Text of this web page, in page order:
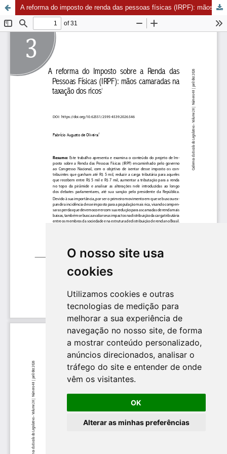
O nosso site usa
cookies
Utilizamos cookies e outras
tecnologias de medição para
melhorar a sua experiência de
navegação no nosso site, de forma
a mostrar conteúdo personalizado,
anúncios direcionados, analisar o
tráfego do site e entender de onde
vêm os visitantes.
OK
Alterar as minhas preferências
A reforma do imposto de renda das pessoas físicas (IRPF): mãos camaradas na taxação dos ricos